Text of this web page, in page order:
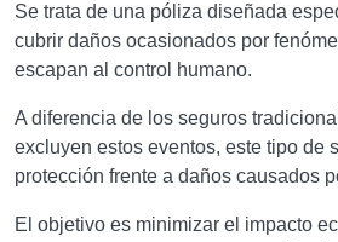
Se trata de una póliza diseñada
cubrir daños ocasionados por
escapan al control humano.
A diferencia de los seguros
excluyen estos eventos, este tipo de
protección frente a daños causados
El objetivo es minimizar el impacto